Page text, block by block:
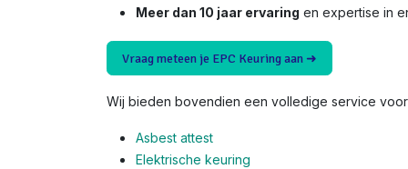
Meer dan 10 jaar ervaring en expertise in
Vraag meteen je EPC Keuring aan ➜
Wij bieden bovendien een volledige service
Asbest attest
Elektrische keuring